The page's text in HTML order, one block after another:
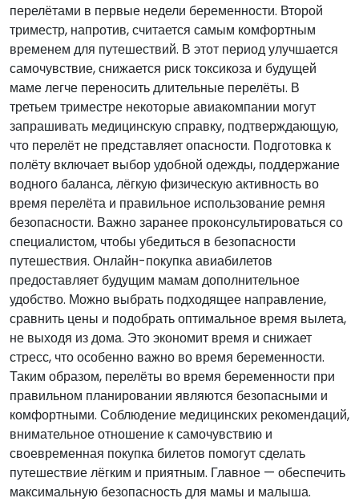
перелётами в первые недели беременности. Второй
триместр, напротив, считается самым комфортным
временем для путешествий. В этот период улучшается
самочувствие, снижается риск токсикоза и будущей
маме легче переносить длительные перелёты. В
третьем триместре некоторые авиакомпании могут
запрашивать медицинскую справку, подтверждающую,
что перелёт не представляет опасности. Подготовка к
полёту включает выбор удобной одежды, поддержание
водного баланса, лёгкую физическую активность во
время перелёта и правильное использование ремня
безопасности. Важно заранее проконсультироваться со
специалистом, чтобы убедиться в безопасности
путешествия. Онлайн-покупка авиабилетов
предоставляет будущим мамам дополнительное
удобство. Можно выбрать подходящее направление,
сравнить цены и подобрать оптимальное время вылета,
не выходя из дома. Это экономит время и снижает
стресс, что особенно важно во время беременности.
Таким образом, перелёты во время беременности при
правильном планировании являются безопасными и
комфортными. Соблюдение медицинских рекомендаций,
внимательное отношение к самочувствию и
своевременная покупка билетов помогут сделать
путешествие лёгким и приятным. Главное — обеспечить
максимальную безопасность для мамы и малыша.